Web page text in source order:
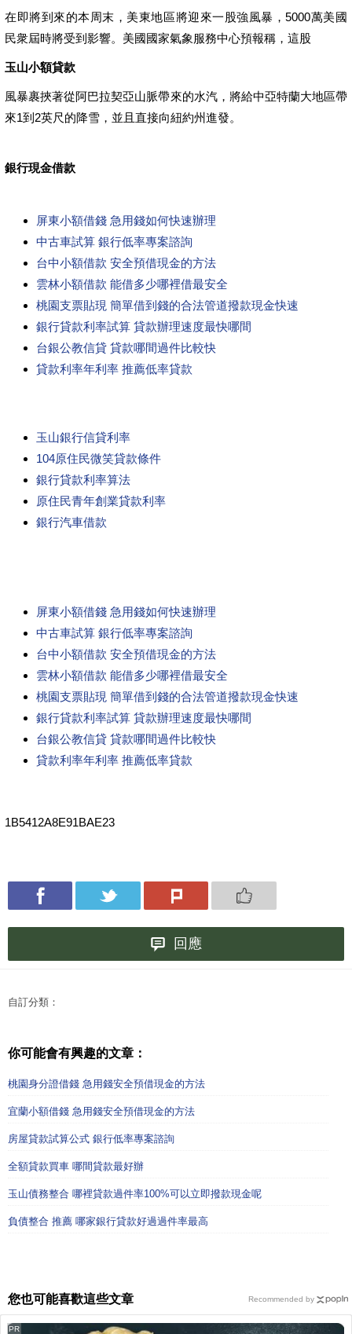
在即將到來的本周末，美東地區將迎來一股強風暴，5000萬美國
民衆屆時將受到影響。美國國家氣象服務中心預報稱，這股
玉山小額貸款
風暴裹挾著從阿巴拉契亞山脈帶來的水汽，將給中亞特蘭大地區帶
來1到2英尺的降雪，並且直接向紐約州進發。
銀行現金借款
屏東小額借錢 急用錢如何快速辦理
中古車試算 銀行低率專案諮詢
台中小額借款 安全預借現金的方法
雲林小額借款 能借多少哪裡借最安全
桃園支票貼現 簡單借到錢的合法管道撥款現金快速
銀行貸款利率試算 貸款辦理速度最快哪間
台銀公教信貸 貸款哪間過件比較快
貸款利率年利率 推薦低率貸款
玉山銀行信貸利率
104原住民微笑貸款條件
銀行貸款利率算法
原住民青年創業貸款利率
銀行汽車借款
屏東小額借錢 急用錢如何快速辦理
中古車試算 銀行低率專案諮詢
台中小額借款 安全預借現金的方法
雲林小額借款 能借多少哪裡借最安全
桃園支票貼現 簡單借到錢的合法管道撥款現金快速
銀行貸款利率試算 貸款辦理速度最快哪間
台銀公教信貸 貸款哪間過件比較快
貸款利率年利率 推薦低率貸款
1B5412A8E91BAE23
回應
自訂分類：
你可能會有興趣的文章：
桃園身分證借錢 急用錢安全預借現金的方法
宜蘭小額借錢 急用錢安全預借現金的方法
房屋貸款試算公式 銀行低率專案諮詢
全額貸款買車 哪間貸款最好辦
玉山債務整合 哪裡貸款過件率100%可以立即撥款現金呢
負債整合 推薦 哪家銀行貸款好過過件率最高
您也可能喜歡這些文章
PR
Recommended by